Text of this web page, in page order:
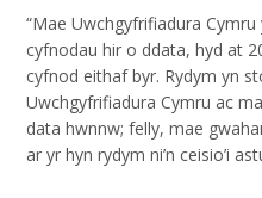
“Mae Uwchgyfrifiadura
cyfnodau hir o ddata, hyd at
cyfnod eithaf byr. Rydym yn
Uwchgyfrifiadura Cymru ac
data hwnnw; felly, mae
ar yr hyn rydym ni’n ceisio’i